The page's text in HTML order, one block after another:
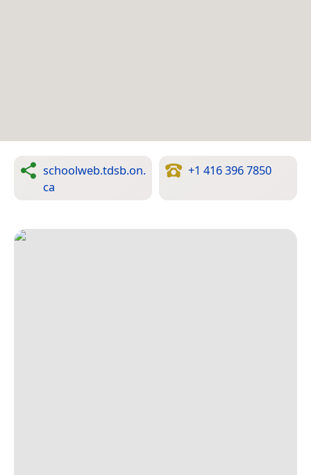
schoolweb.tdsb.on.
ca
+1 416 396 7850